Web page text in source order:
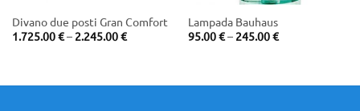
Divano due posti Gran Comfort
1.725.00€– 2.245.00€Price
range:
Lampada Bauhaus
95.00€– 245.00€Price
range: